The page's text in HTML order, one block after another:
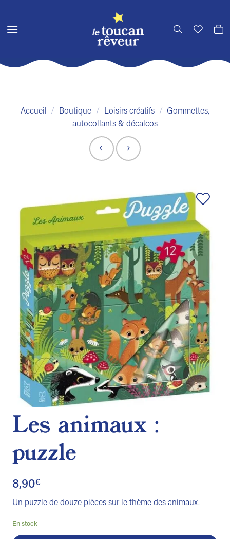
contenu
Accueil / Boutique / Loisirs créatifs /
Gommettes,
autocollants & décalcos
Ajouter
à la liste
de
souhaits
Les animaux :
puzzle
8,90€
Un puzzle de douze pièces sur le thème des animaux.
En stock